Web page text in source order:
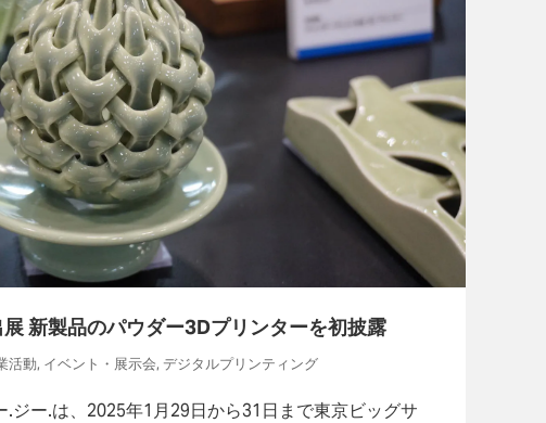
新製品のパウダー3Dプリンターを初披露
動, イベント・展示会, デジタルプリンティング
.ジー.は、2025年1月29日から31日まで東京ビッグサ